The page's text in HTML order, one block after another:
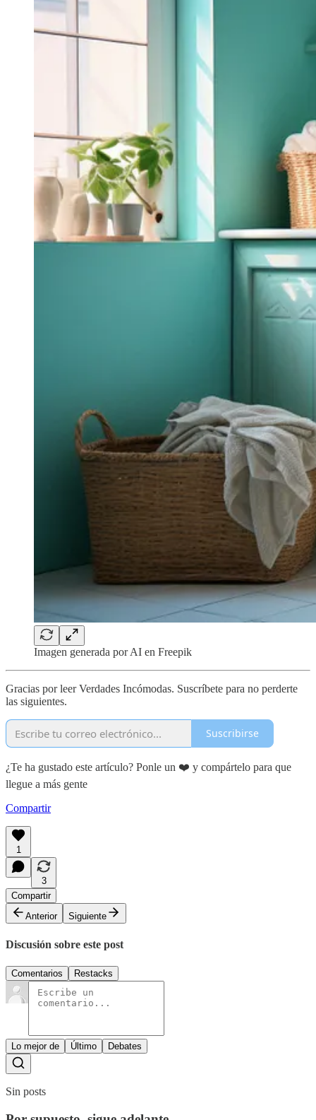
Imagen generada por AI en Freepik
Gracias por leer Verdades Incómodas. Suscríbete para no perderte
las siguientes.
Suscribirse
¿Te ha gustado este artículo? Ponle un ❤️ y compártelo para que
llegue a más gente
Compartir
1
3
Compartir
Anterior
Siguiente
Discusión sobre este post
Comentarios Restacks
Lo mejor de Último Debates
Sin posts